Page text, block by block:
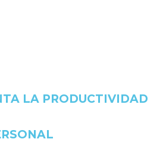
LA PRODUCTIVIDAD